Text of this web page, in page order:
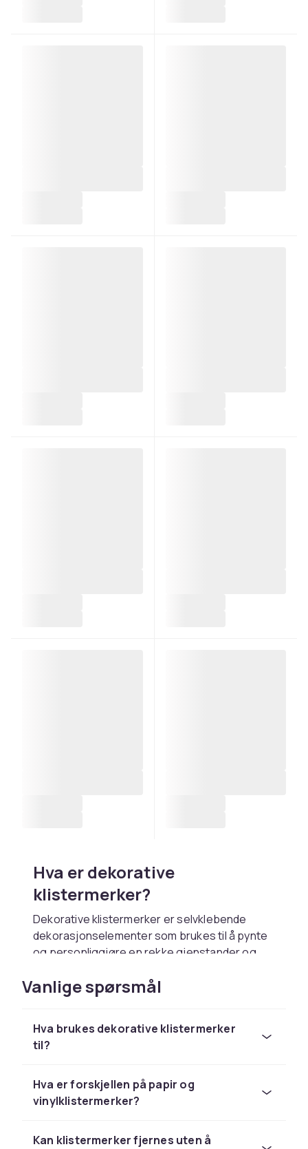
Hva er dekorative
klistermerker?
Dekorative klistermerker er selvklebende
dekorasjonselementer som brukes til å pynte
og personliggjøre en rekke gjenstander og
motiver, former, størrelser og materialer fra
enkle papirklistermerker til holografiske og
mest tilgjengelige og allsidige verktøyene
innen hobby og kreativt håndverk.
Bruksområder for dekorative
klistermerker
sammenhenger. I scrapbooking er de
Vanlige spørsmål
Hva brukes dekorative klistermerker
til?
Hva er forskjellen på papir og
vinylklistermerker?
Kan klistermerker fjernes uten å